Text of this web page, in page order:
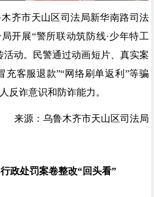
木齐市天山区司法局新华南路司法
开展“警所联动筑防线·少年特工
活动。民警通过动画短片、真实案
充客服退款”“网络刷单返利 ”等骗
反诈意识和防诈能力。
来源：乌鲁木齐市天山区司法局
行政处罚案卷整改“回头看”